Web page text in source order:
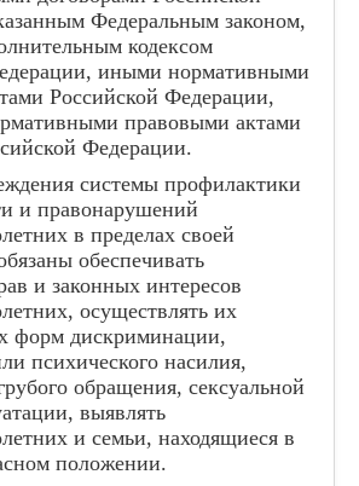
Федеральным законом,
кодексом
иными нормативными
Российской Федерации,
правовыми актами
Федерации.
системы профилактики
и правонарушений
в пределах своей
обеспечивать
и законных интересов
осуществлять их
форм дискриминации,
психического насилия,
обращения, сексуальной
выявлять
и семьи, находящиеся в
положении.